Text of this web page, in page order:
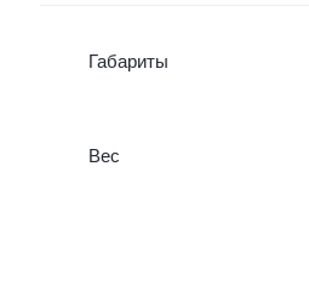
Габариты
Вес